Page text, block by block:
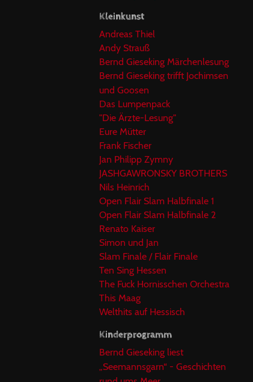
Kleinkunst
Andreas Thiel
Andy Strauß
Bernd Gieseking Märchenlesung
Bernd Gieseking trifft Jochimsen
und Goosen
Das Lumpenpack
"Die Ärzte-Lesung"
Eure Mütter
Frank Fischer
Jan Philipp Zymny
JASHGAWRONSKY BROTHERS
Nils Heinrich
Open Flair Slam Halbfinale 1
Open Flair Slam Halbfinale 2
Renato Kaiser
Simon und Jan
Slam Finale / Flair Finale
Ten Sing Hessen
The Fuck Hornisschen Orchestra
This Maag
Welthits auf Hessisch
Kinderprogramm
Bernd Gieseking liest
„Seemannsgarn“ - Geschichten